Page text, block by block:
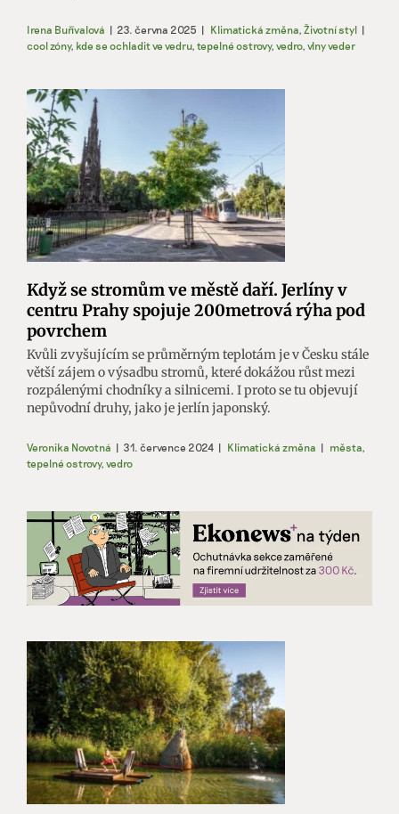
Irena Buřívalová | 23. června 2025 | Klimatická změna, Životní styl |
cool zóny, kde se ochladit ve vedru, tepelné ostrovy, vedro, vlny veder
Když se stromům ve městě daří. Jerlíny v
centru Prahy spojuje 200metrová rýha pod
povrchem
Kvůli zvyšujícím se průměrným teplotám je v Česku stále
větší zájem o výsadbu stromů, které dokážou růst mezi
rozpálenými chodníky a silnicemi. I proto se tu objevují
nepůvodní druhy, jako je jerlín japonský.
Veronika Novotná | 31. července 2024 | Klimatická změna | města,
tepelné ostrovy, vedro